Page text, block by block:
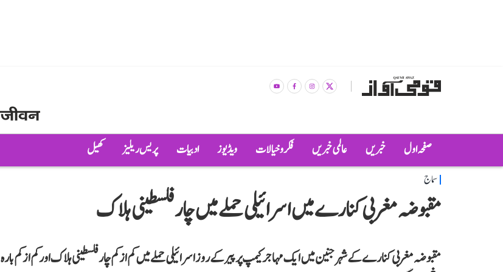
صفحہ اول خبریں عالمی خبریں فکر و خیالات ویڈیوز ادبیات پریس ریلیز کھیل
سماج
مقبوضہ مغربی کنارے میں اسرائیلی حملے میں چار فلسطینی ہلاک
مقبوضہ مغربی کنارے کے شہر جنین میں ایک مہاجر کیمپ پر پیر کے روز اسرائیلی حملے میں کم از کم چار فلسطینی ہلاک اور کم از کم بارہ